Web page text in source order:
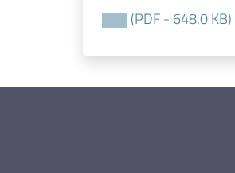
(PDF- 648,0 KB)